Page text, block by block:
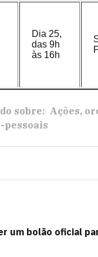
Dia 25,
das 9h
às 16h
sobre: Ações
um bolão oficial